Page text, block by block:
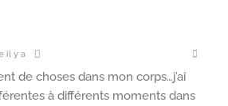
il y a
de choses dans mon corps…j’ai
à différents moments dans